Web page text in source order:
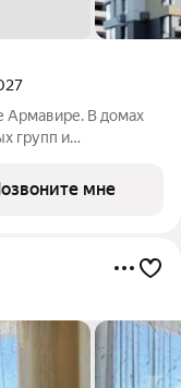
групп и
множество
мне